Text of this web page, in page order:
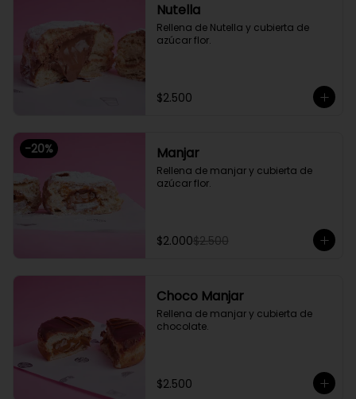
Nutella
Rellena de Nutella y cubierta de
azúcar flor.
$2.500
-20% Manjar
Rellena de manjar y cubierta de
azúcar flor.
$2.000$2.500
Choco Manjar
Rellena de manjar y cubierta de
chocolate.
$2.500